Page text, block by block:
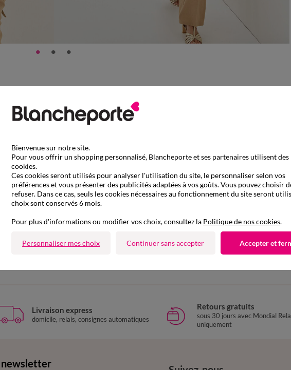
Livraison express
domicile, relais, consignes automatiques
Retours gratuits
sous 30 jours avec Mondial
uniquement
newsletter
Bienvenue sur notre site.
Pour vous offrir un shopping personnalisé, Blancheporte et ses partenaires utilisent des
cookies.
Ces cookies seront utilisés pour analyser l'utilisation du site, le personnaliser selon vos
préférences et vous présenter des publicités adaptées à vos goûts. Vous pouvez choisir
refuser. Dans ce cas, seuls les cookies nécessaires au fonctionnement du site seront
choix sont conservés 6 mois.
Pour plus d'informations ou modifier vos choix, consultez la Politique de nos cookies.
Personnaliser mes choix Continuer sans accepter Accepter et